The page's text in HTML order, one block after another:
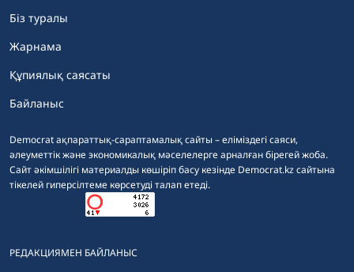
Democrat ақпараттық-сараптамалық сайты – еліміздегі саяси,
әлеуметтік және экономикалық мәселелерге арналған бірегей жоба.
Сайт әкімшілігі материалды көшіріп басу кезінде Democrat.kz сайтына
тікелей гиперсілтеме көрсетуді талап етеді.
Біз туралы
Жарнама
Құпиялық саясаты
Байланыс
РЕДАКЦИЯМЕН БАЙЛАНЫС